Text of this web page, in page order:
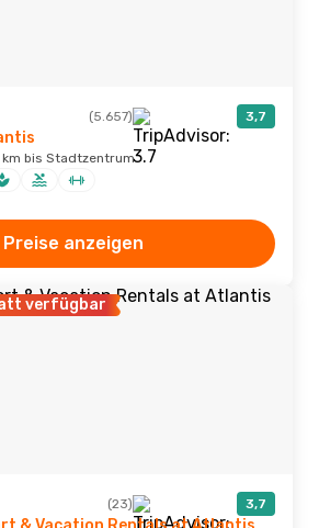
(5.657) 3,7
km bis Stadtzentrum
Preise anzeigen
verfügbar
(23) 3,7